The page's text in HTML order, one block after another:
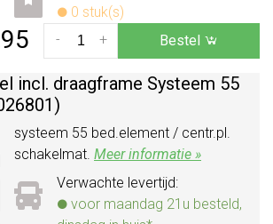
0 stuk(s)
+
- Bestel
incl. draagframe Systeem 55
systeem 55 bed.element / centr.pl.
schakelmat. Meer informatie »
Verwachte levertijd:
voor maandag 21u besteld,